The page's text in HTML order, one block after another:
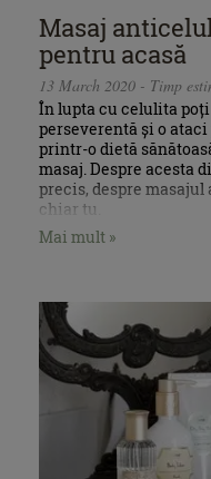
Masaj
pentru acasă
13 March 2020 - Timp
În lupta cu celulita
perseverentă și o
printr-o dietă
masaj. Despre acesta
precis, despre
chiar tu.
Mai mult »